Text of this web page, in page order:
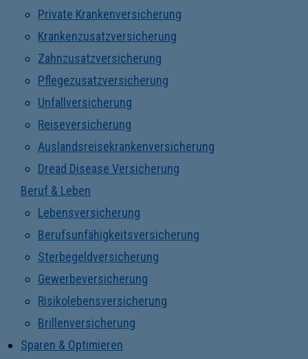
Private Krankenversicherung
Krankenzusatzversicherung
Zahnzusatzversicherung
Pflegezusatzversicherung
Unfallversicherung
Reiseversicherung
Auslandsreisekrankenversicherung
Dread Disease Versicherung
Beruf & Leben
Lebensversicherung
Berufsunfähigkeitsversicherung
Sterbegeldversicherung
Gewerbeversicherung
Risikolebensversicherung
Brillenversicherung
Sparen & Optimieren